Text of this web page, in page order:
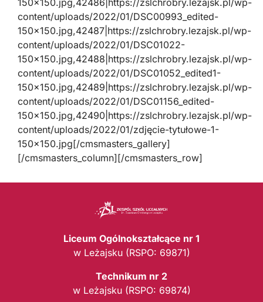
content/uploads/2022/01/DSC00993_edited-
150×150.jpg,42487|https://zslchrobry.lezajsk.pl/wp-
content/uploads/2022/01/DSC01022-
150×150.jpg,42488|https://zslchrobry.lezajsk.pl/wp-
content/uploads/2022/01/DSC01052_edited1-
150×150.jpg,42489|https://zslchrobry.lezajsk.pl/wp-
content/uploads/2022/01/DSC01156_edited-
150×150.jpg,42490|https://zslchrobry.lezajsk.pl/wp-
content/uploads/2022/01/zdjęcie-tytułowe-1-
150×150.jpg[/cmsmasters_gallery]
[/cmsmasters_column][/cmsmasters_row]
Liceum Ogólnokształcące nr 1
w Leżajsku (RSPO: 69871)
Technikum nr 2
w Leżajsku (RSPO: 69874)